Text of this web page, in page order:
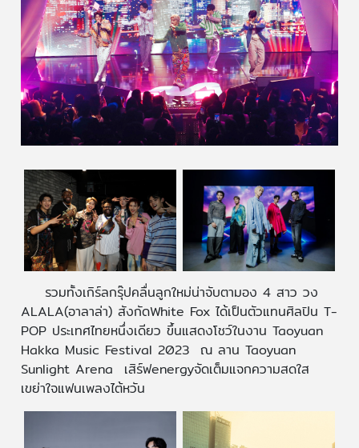
รวมทั้งเกิร์ลกรุ๊ปคลื่นลูกใหม่น่าจับตามอง 4 สาว วง
ALALA(อาลาล่า) สังกัดWhite Fox ได้เป็นตัวแทนศิลปิน T-
POP ประเทศไทยหนึ่งเดียว ขึ้นแสดงโชว์ในงาน Taoyuan
Hakka Music Festival 2023 ณ ลาน Taoyuan
Sunlight Arena เสิร์ฟenergyจัดเต็มแจกความสดใส
เขย่าใจแฟนเพลงไต้หวัน